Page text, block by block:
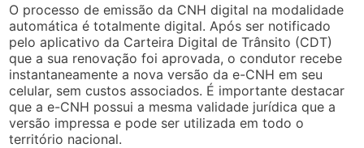
O processo de emissão da CNH digital na modalidade
automática é totalmente digital. Após ser notificado
pelo aplicativo da Carteira Digital de Trânsito (CDT)
que a sua renovação foi aprovada, o condutor recebe
instantaneamente a nova versão da e-CNH em seu
celular, sem custos associados. É importante destacar
que a e-CNH possui a mesma validade jurídica que a
versão impressa e pode ser utilizada em todo o
território nacional.